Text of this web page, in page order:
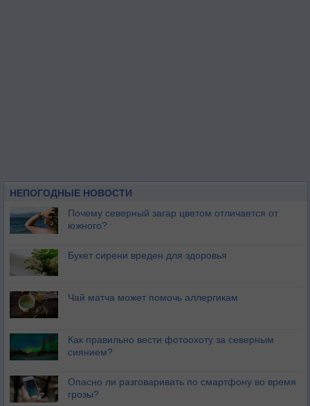
НЕПОГОДНЫЕ НОВОСТИ
Почему северный загар цветом отличается от
южного?
Букет сирени вреден для здоровья
Чай матча может помочь аллергикам
Как правильно вести фотоохоту за северным
сиянием?
Опасно ли разговаривать по смартфону во время
грозы?